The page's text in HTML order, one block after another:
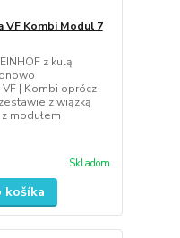
VF Kombi Modul 7
z kulą
| Kombi oprócz
z wiązką
modułem
Skladom
košíka